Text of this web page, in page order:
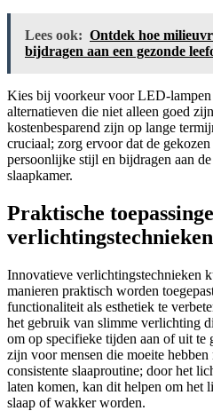
Lees ook: Ontdek hoe
bijdragen aan een gezonde
Kies bij voorkeur voor LED-lampen
alternatieven die niet alleen goed
kostenbesparend zijn op lange
cruciaal; zorg ervoor dat de
persoonlijke stijl en bijdragen aan
slaapkamer.
Praktische
Innovatieve verlichtingstechnieken
manieren praktisch worden
functionaliteit als esthetiek te
het gebruik van slimme verlichting
om op specifieke tijden aan of uit
zijn voor mensen die moeite hebben
consistente slaaproutine; door het
laten komen, kan dit helpen om het
slaap of wakker worden.